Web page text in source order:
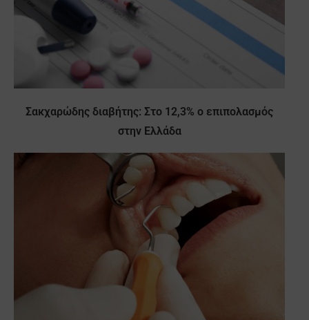
Σακχαρώδης διαβήτης: Στο 12,3% ο επιπολασμός
στην Ελλάδα